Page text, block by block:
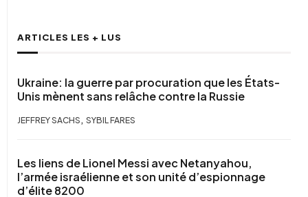
ARTICLES LES + LUS
Ukraine: la guerre par procuration que les États-
Unis mènent sans relâche contre la Russie
JEFFREY SACHS , SYBIL FARES
Les liens de Lionel Messi avec Netanyahou,
l’armée israélienne et son unité d’espionnage
d’élite 8200